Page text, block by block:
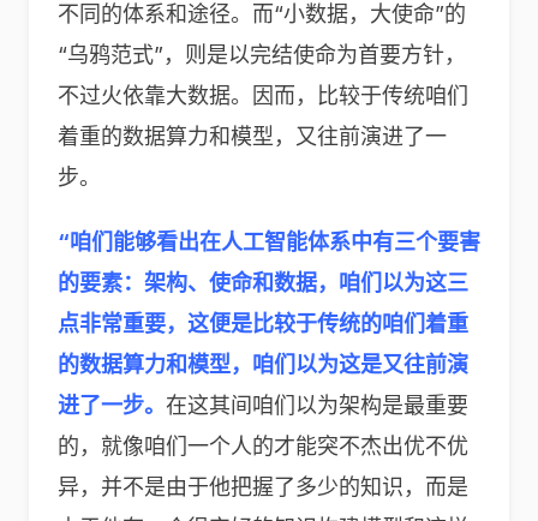
不同的体系和途径。而“小数据，大使命”的
“乌鸦范式”，则是以完结使命为首要方针，
不过火依靠大数据。因而，比较于传统咱们
着重的数据算力和模型，又往前演进了一
步。
“咱们能够看出在人工智能体系中有三个要害
的要素：架构、使命和数据，咱们以为这三
点非常重要，这便是比较于传统的咱们着重
的数据算力和模型，咱们以为这是又往前演
进了一步。 在这其间咱们以为架构是最重要
的，就像咱们一个人的才能突不杰出优不优
异，并不是由于他把握了多少的知识，而是